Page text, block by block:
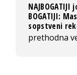
NAJBOGATIJI
BOGATIJI:
sopstveni
prethodna